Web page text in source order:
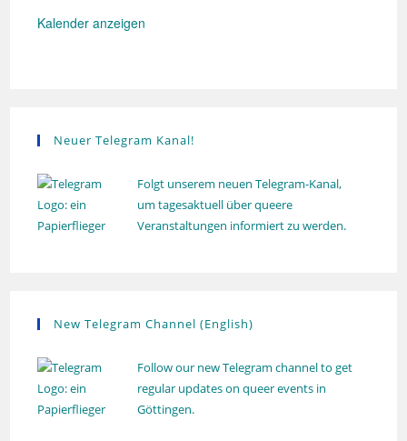
Kalender anzeigen
Neuer Telegram Kanal!
Folgt unserem neuen Telegram-Kanal,
um tagesaktuell über queere
Veranstaltungen informiert zu werden.
New Telegram Channel (English)
Follow our new Telegram channel to get
regular updates on queer events in
Göttingen.